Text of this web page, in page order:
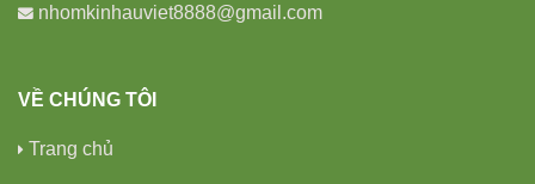
nhomkinhauviet8888@gmail.com
VỀ CHÚNG TÔI
Trang chủ